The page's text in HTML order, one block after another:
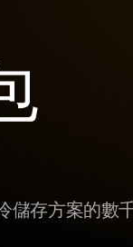
儲存方案的數